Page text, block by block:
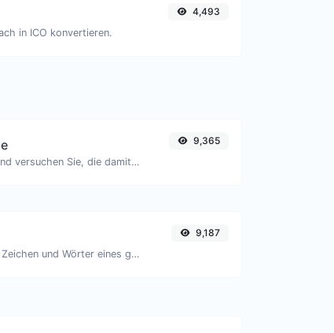
in ICO konvertieren.
4,493
Nehmen Sie eine IP und versuchen Sie, die damit verbundene Domain/Host zu finden.
9,365
Zähle die Anzahl der Zeichen und Wörter eines gegebenen Textes.
9,187